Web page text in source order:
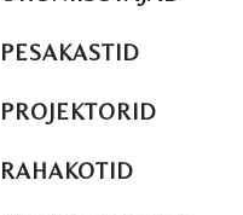
PESAKASTID
PROJEKTORID
RAHAKOTID